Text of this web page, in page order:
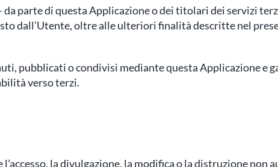
parte di questa Applicazione o dei titolari dei servizi
dall’Utente, oltre alle ulteriori finalità descritte nel
pubblicati o condivisi mediante questa Applicazione e
verso terzi.
la divulgazione, la modifica o la distruzione non